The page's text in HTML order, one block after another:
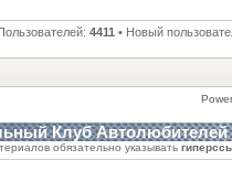
4411 • Новый
Клуб Автолюбителей
обязательно указывать